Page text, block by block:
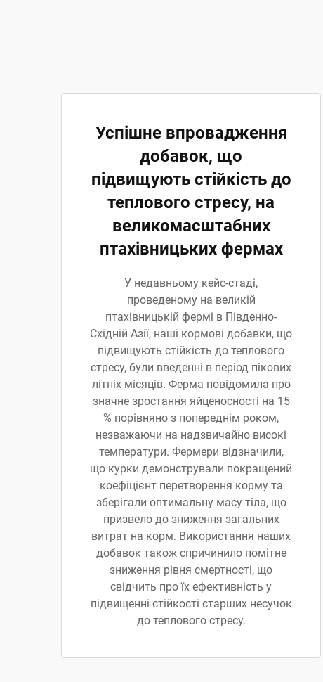
Успішне впровадження
добавок, що
підвищують стійкість до
теплового стресу, на
великомасштабних
птахівницьких фермах
У недавньому кейс-стаді,
проведеному на великій
птахівницькій фермі в Південно-
Східній Азії, наші кормові добавки, що
підвищують стійкість до теплового
стресу, були введенні в період пікових
літніх місяців. Ферма повідомила про
значне зростання яйценосності на 15
% порівняно з попереднім роком,
незважаючи на надзвичайно високі
температури. Фермери відзначили,
що курки демонстрували покращений
коефіцієнт перетворення корму та
зберігали оптимальну масу тіла, що
призвело до зниження загальних
витрат на корм. Використання наших
добавок також спричинило помітне
зниження рівня смертності, що
свідчить про їх ефективність у
підвищенні стійкості старших несучок
до теплового стресу.